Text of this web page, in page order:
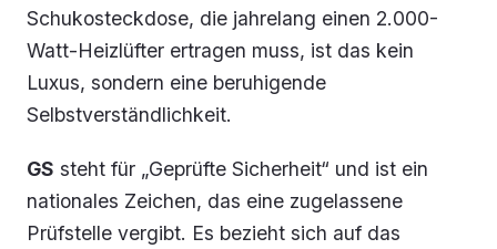
Schukosteckdose, die jahrelang einen 2.000-
Watt-Heizlüfter ertragen muss, ist das kein
Luxus, sondern eine beruhigende
Selbstverständlichkeit.
GS steht für „Geprüfte Sicherheit“ und ist ein
nationales Zeichen, das eine zugelassene
Prüfstelle vergibt. Es bezieht sich auf das